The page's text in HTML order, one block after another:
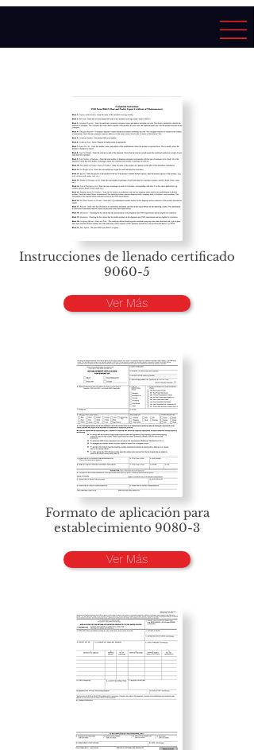
Ver Más
Instrucciones de llenado certificado
9060-5
Ver Más
Formato de aplicación para
establecimiento 9080-3